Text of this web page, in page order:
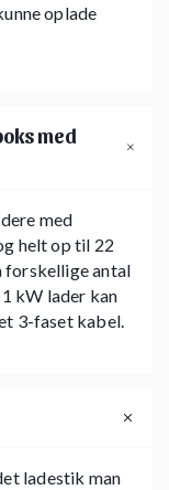
oplade
med
med
helt op til 22
forskellige antal
kW lader kan
3-faset kabel.
ladestik man